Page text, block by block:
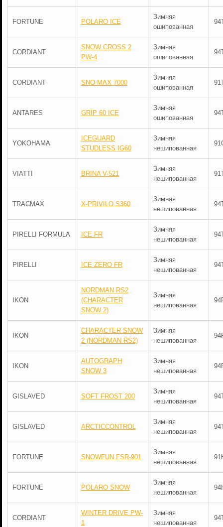
FORTUNE POLARO ICE
Зимняя
ошипованная
CORDIANT
SNOW CROSS 2
PW-4
Зимняя
ошипованная
CORDIANT SNO-MAX 7000
Зимняя
ошипованная
ANTARES GRIP 60 ICE
Зимняя
ошипованная
YOKOHAMA
ICEGUARD
STUDLESS IG60
Зимняя
нешипованная
VIATTI BRINA V-521
Зимняя
нешипованная
TRACMAX X-PRIVILO S360
Зимняя
нешипованная
PIRELLI FORMULA ICE FR
Зимняя
нешипованная
PIRELLI ICE ZERO FR
Зимняя
нешипованная
IKON
NORDMAN RS2
(CHARACTER
SNOW 2)
Зимняя
нешипованная
IKON
CHARACTER SNOW
2 (NORDMAN RS2)
Зимняя
нешипованная
IKON
AUTOGRAPH
SNOW 3
Зимняя
нешипованная
GISLAVED SOFT FROST 200
Зимняя
нешипованная
GISLAVED ARCTICCONTROL
Зимняя
нешипованная
FORTUNE SNOWFUN FSR-901
Зимняя
нешипованная
FORTUNE POLARO SNOW
Зимняя
нешипованная
CORDIANT
WINTER DRIVE PW-
1
Зимняя
нешипованная